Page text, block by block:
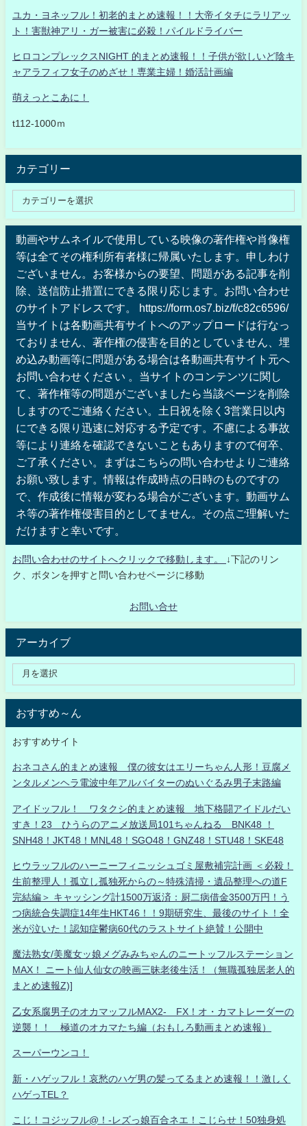
ユカ・ヨネッフル！初老的まとめ速報！！大帝イタチにラリアッ
ト！害獣神アリ・ガー被害に必殺！パイルドライバー
ヒロコンプレックスNIGHT 的まとめ速報！！子供が欲しいど陰キ
ャアラフィフ女子のめざせ！専業主婦！婚活計画編
萌えっとこあに！
t112-1000ｍ
カテゴリー
動画やサムネイルで使用している映像の著作権や肖像権
等は全てその権利所有者様に帰属いたします。申しわけ
ございません。お客様からの要望、問題がある記事を削
除、送信防止措置にできる限り応じます。お問い合わせ
のサイトアドレスです。 https://form.os7.biz/f/c82c6596/
当サイトは各動画共有サイトへのアップロードは行なっ
ておりません、著作権の侵害を目的としていません、埋
め込み動画等に問題がある場合は各動画共有サイト元へ
お問い合わせください 。当サイトのコンテンツに関し
て、著作権等の問題がございましたら当該ページを削除
しますのでご連絡ください。土日祝を除く3営業日以内
にできる限り迅速に対応する予定です。不慮による事故
等により連絡を確認できないこともありますので何卒、
ご了承ください。まずはこちらの問い合わせよりご連絡
お願い致します。情報は作成時点の日時のものですの
で、作成後に情報が変わる場合がございます。動画サム
ネ等の著作権侵害目的としてません。その点ご理解いた
だけますと幸いです。
お問い合わせのサイトへクリックで移動します。
↓下記のリン
ク、ボタンを押すと問い合わせページに移動
お問い合せ
アーカイブ
おすすめ～ん
おすすめサイト
おネコさん的まとめ速報 僕の彼女はエリーちゃん人形！豆腐メ
ンタルメンヘラ電波中年アルバイターのぬいぐるみ男子末路編
アイドッフル！ ワタクシ的まとめ速報 地下格闘アイドルだい
すき！23 ひうらのアニメ放送局101ちゃんねる BNK48 ！
SNH48！JKT48！MNL48！SGO48！GNZ48！STU48！SKE48
ヒウラッフルのハーニーフィニッシュゴミ屋敷補完計画 ＜必殺！
生前整理人！孤立し孤独死からの～特殊清掃・遺品整理への道F
完結編＞ キャッシング計1500万返済：厨二病借金3500万円！う
つ病統合失調症14年生HKT46！！9期研究生、最後のサイト！全
米が泣いた！認知症鬱病60代のラストサイト絶賛！公開中
魔法熟女/美魔女ッ娘メグみみちゃんのニートッフルステーション
MAX！ ニート仙人仙女の映画三昧老後生活！（無職孤独居老人的
まとめ速報Z)]
乙女系腐男子のオカマッフルMAX2- FX！オ・カマトレーダーの
逆襲！！ 極道のオカマたち編（おもしろ動画まとめ速報）
スーパーウンコ！
新・ハゲッフル！哀愁のハゲ男の髪ってるまとめ速報！！激しく
ハゲっTEL？
こじ！コジッフル@！-レズっ娘百合ネエ！こじらせ！50独身処